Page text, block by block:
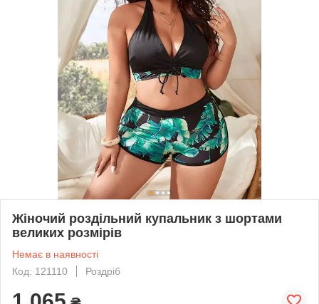
Жіночий роздільний купальник з шортами
великих розмірів
Немає в наявності
Код: 121110
Роздріб